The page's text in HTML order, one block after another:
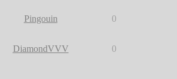
Pingouin 0
DiamondVVV 0